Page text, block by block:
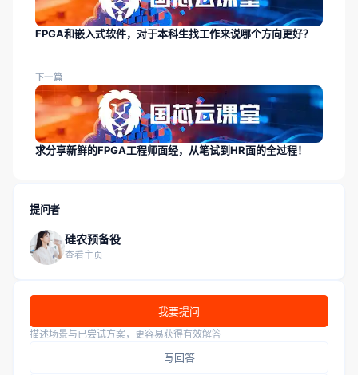
FPGA和嵌入式软件，对于本科生找工作来说哪个方向更好？
下一篇
求分享新鲜的FPGA工程师面经，从笔试到HR面的全过程！
提问者
硅农预备役
查看主页
我要提问
描述场景与已尝试方案，更容易获得有效解答
写回答